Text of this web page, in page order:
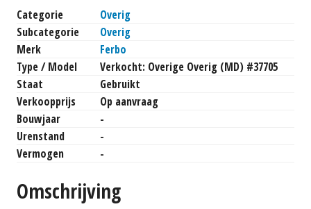
Categorie
Overig
Subcategorie
Overig
Merk
Ferbo
Type / Model
Verkocht: Overige Overig (MD) #37705
Staat
Gebruikt
Verkoopprijs
Op aanvraag
Bouwjaar
-
Urenstand
-
Vermogen
-
Omschrijving